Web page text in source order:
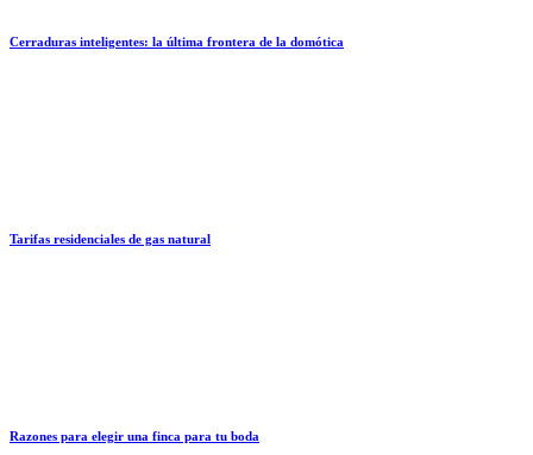
Cerraduras inteligentes: la última frontera de la domótica
Tarifas residenciales de gas natural
Razones para elegir una finca para tu boda